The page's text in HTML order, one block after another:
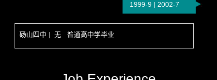
1999-9 | 2002-7
砀山四中 | 无 普通高中学毕业